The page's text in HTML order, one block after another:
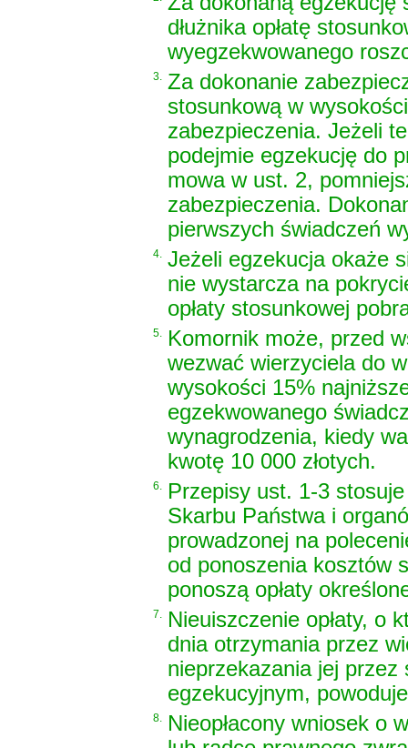
dłużnika opłatę
wyegzekwowanego
3.
Za dokonanie
stosunkową w
zabezpieczenia. Jeżeli
podejmie egzekucję do
mowa w ust. 2,
zabezpieczenia.
pierwszych świadczeń
4.
Jeżeli egzekucja okaże
nie wystarcza na
opłaty stosunkowej
5.
Komornik może, przed
wezwać wierzyciela do
wysokości 15%
egzekwowanego
wynagrodzenia, kiedy
kwotę 10 000 złotych.
6.
Przepisy ust. 1-3
Skarbu Państwa i
prowadzonej na
od ponoszenia kosztów
ponoszą opłaty
7.
Nieuiszczenie opłaty, o
dnia otrzymania przez
nieprzekazania jej przez
egzekucyjnym,
8.
Nieopłacony wniosek o